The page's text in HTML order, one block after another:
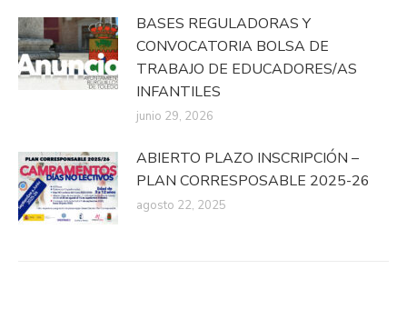
BASES REGULADORAS Y
CONVOCATORIA BOLSA DE
TRABAJO DE EDUCADORES/AS
INFANTILES
junio 29, 2026
ABIERTO PLAZO INSCRIPCIÓN –
PLAN CORRESPOSABLE 2025-26
agosto 22, 2025